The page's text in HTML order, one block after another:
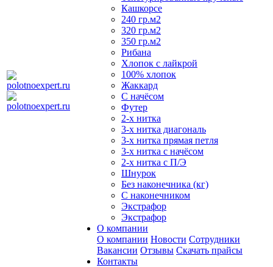
Кашкорсе
240 гр.м2
320 гр.м2
350 гр.м2
Рибана
Хлопок с лайкрой
100% хлопок
Жаккард
С начёсом
Футер
2-х нитка
3-х нитка диагональ
3-х нитка прямая петля
3-х нитка с начёсом
2-х нитка с П/Э
Шнурок
Без наконечника (кг)
С наконечником
Экстрафор
Экстрафор
О компании
О компании Новости Сотрудники
Вакансии Отзывы Скачать прайсы
Контакты